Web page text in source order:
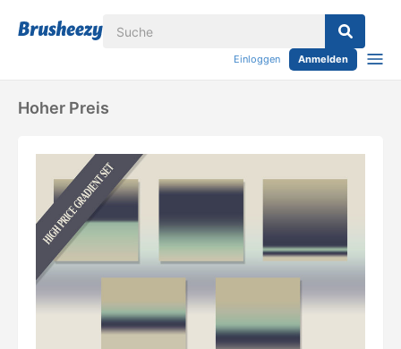
Einloggen Anmelden
Hoher Preis